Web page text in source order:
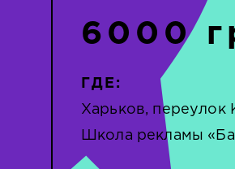
6000
ГДЕ:
Харьков, переулок
Школа рекламы